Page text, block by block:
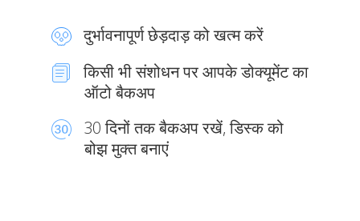
दुर्भावनापूर्ण छेड़दाड़ को खत्म करें
किसी भी संशोधन पर आपके डोक्यूमेंट का
ऑटो बैकअप
30 दिनों तक बैकअप रखें, डिस्क को
बोझ मुक्त बनाएं